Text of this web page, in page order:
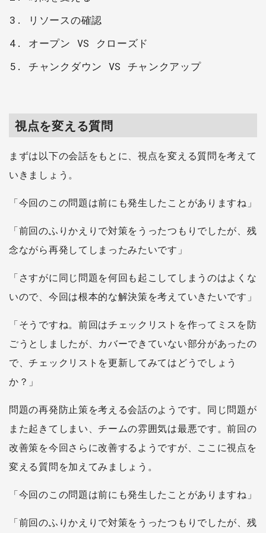
リソースの確認
オープン VS クローズド
チャンクダウン VS チャンクアップ
視点を変える質問
まずは以下の会話をもとに、視点を変える質問を考えて
いきましょう。
「今回のこの問題は前にも発生したことがありますね」
「前回のふりかえりで対策をうったつもりでしたが、残
念ながら再発してしまったみたいです」
「さすがに同じ問題を何回も起こしてしまうのはよくな
いので、今回は根本的な解決策を考えていきたいです」
「そうですね。前回はチェックリストを作ってミスを防
ごうとしましたが、カバーできていない部分があったの
で、チェックリストを更新してみてはどうでしょう
か？」
問題の再発防止策を考える会話のようです。同じ問題が
また起きてしまい、チームの雰囲気は最悪です。前回の
改善策を今回さらに改善するようですが、ここに視点を
変える質問を加えてみましょう。
「今回のこの問題は前にも発生したことがありますね」
「前回のふりかえりで対策をうったつもりでしたが、残